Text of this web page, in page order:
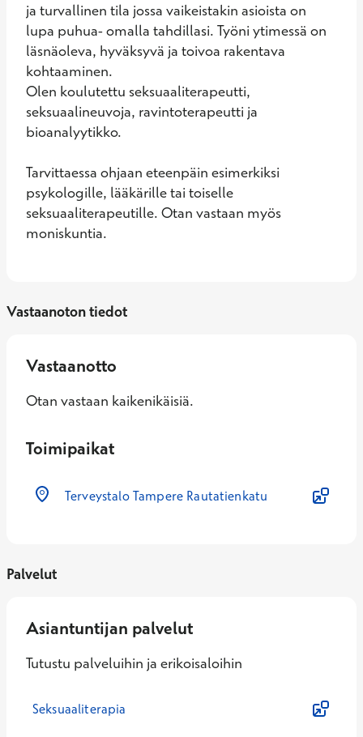
ja turvallinen tila jossa vaikeistakin asioista on
lupa puhua- omalla tahdillasi. Työni ytimessä on
läsnäoleva, hyväksyvä ja toivoa rakentava
kohtaaminen.
Olen koulutettu seksuaaliterapeutti,
seksuaalineuvoja, ravintoterapeutti ja
bioanalyytikko.
Tarvittaessa ohjaan eteenpäin esimerkiksi
psykologille, lääkärille tai toiselle
seksuaaliterapeutille. Otan vastaan myös
moniskuntia.
Vastaanoton tiedot
Vastaanotto
Otan vastaan kaikenikäisiä.
Toimipaikat
Terveystalo Tampere Rautatienkatu
Palvelut
Asiantuntijan palvelut
Tutustu palveluihin ja erikoisaloihin
Seksuaaliterapia